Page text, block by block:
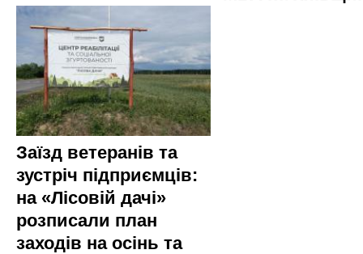
Заїзд ветеранів та
зустріч підприємців:
на «Лісовій дачі»
розписали план
заходів на осінь та